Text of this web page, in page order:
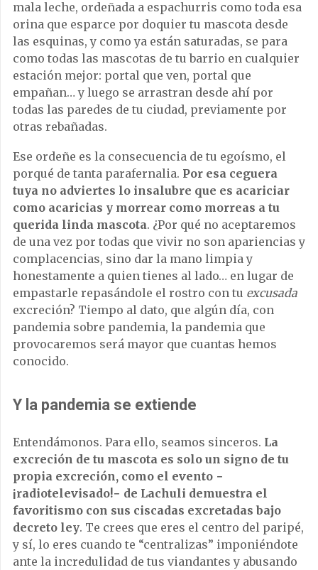
mala leche, ordeñada a espachurris como toda esa
orina que esparce por doquier tu mascota desde
las esquinas, y como ya están saturadas, se para
como todas las mascotas de tu barrio en cualquier
estación mejor: portal que ven, portal que
empañan… y luego se arrastran desde ahí por
todas las paredes de tu ciudad, previamente por
otras rebañadas.
Ese ordeñe es la consecuencia de tu egoísmo, el
porqué de tanta parafernalia. Por esa ceguera
tuya no adviertes lo insalubre que es acariciar
como acaricias y morrear como morreas a tu
querida linda mascota. ¿Por qué no aceptaremos
de una vez por todas que vivir no son apariencias y
complacencias, sino dar la mano limpia y
honestamente a quien tienes al lado… en lugar de
empastarle repasándole el rostro con tu excusada
excreción? Tiempo al dato, que algún día, con
pandemia sobre pandemia, la pandemia que
provocaremos será mayor que cuantas hemos
conocido.
Y la pandemia se extiende
Entendámonos. Para ello, seamos sinceros. La
excreción de tu mascota es solo un signo de tu
propia excreción, como el evento −
¡radiotelevisado!− de Lachuli demuestra el
favoritismo con sus ciscadas excretadas bajo
decreto ley. Te crees que eres el centro del paripé,
y sí, lo eres cuando te “centralizas” imponiéndote
ante la incredulidad de tus viandantes y abusando